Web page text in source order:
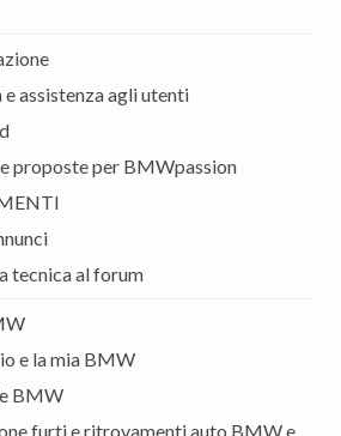
assistenza agli utenti
proposte per BMWpassion
tecnica al forum
e la mia BMW
BMW
furti e ritrovamenti auto BMW e